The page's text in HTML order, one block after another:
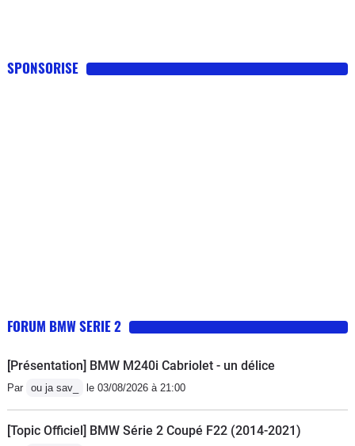
SPONSORISE
FORUM BMW SERIE 2
[Présentation] BMW M240i Cabriolet - un délice
Par ou ja sav_ le 03/08/2026 à 21:00
[Topic Officiel] BMW Série 2 Coupé F22 (2014-2021)